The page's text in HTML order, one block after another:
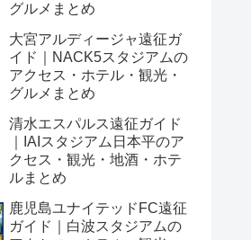
グルメまとめ
大宮アルディージャ遠征ガ
イド｜NACK5スタジアムの
アクセス・ホテル・観光・
グルメまとめ
清水エスパルス遠征ガイド
｜IAIスタジアム日本平のア
クセス・観光・地酒・ホテ
ルまとめ
鹿児島ユナイテッドFC遠征
ガイド｜白波スタジアムの